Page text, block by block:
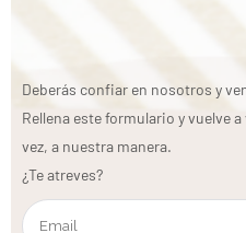
Deberás confiar en nosotros y
Rellena este formulario y vuelve
vez, a nuestra manera.
¿Te atreves?